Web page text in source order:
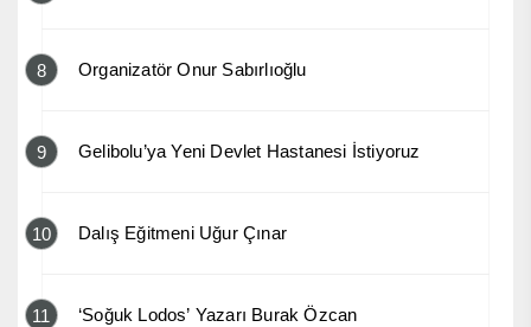
8 Organizatör Onur Sabırlıoğlu
9 Gelibolu’ya Yeni Devlet Hastanesi İstiyoruz
10 Dalış Eğitmeni Uğur Çınar
11 ‘Soğuk Lodos’ Yazarı Burak Özcan